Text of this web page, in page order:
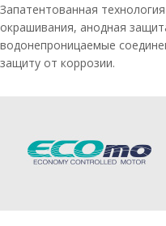
Запатентованная
окрашивания, анодная
водонепроницаемые
защиту от коррозии.